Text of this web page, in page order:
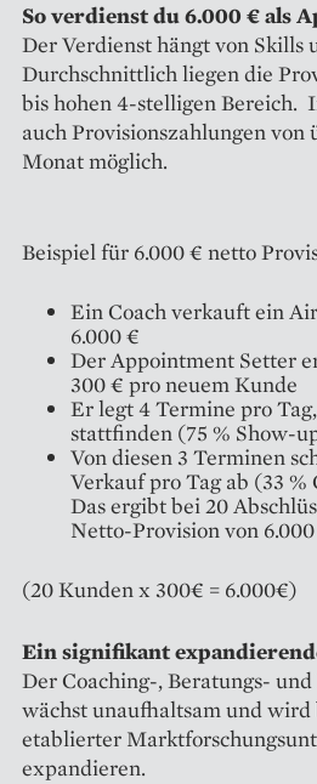
So verdienst du 6.000 € als
Der Verdienst hängt von Skills
Durchschnittlich liegen die
bis hohen 4-stelligen Bereich.
auch Provisionszahlungen von
Monat möglich.
Beispiel für 6.000 € netto
Ein Coach verkauft ein
6.000 €
Der Appointment Setter
300 € pro neuem Kunde
Er legt 4 Termine pro
stattfinden (75 % Show-
Von diesen 3 Terminen
Verkauf pro Tag ab (33 %
Das ergibt bei 20
Netto-Provision von
(20 Kunden x 300€ = 6.000€)
Ein signifikant
Der Coaching-, Beratungs-
wächst unaufhaltsam und
etablierter
expandieren.